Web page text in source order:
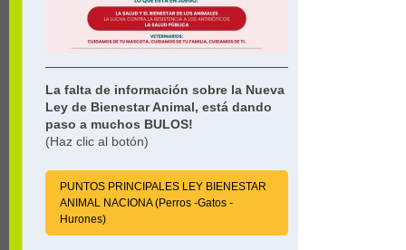
La falta de información sobre la Nueva
Ley de Bienestar Animal, está dando
paso a muchos BULOS!
(Haz clic al botón)
PUNTOS PRINCIPALES LEY BIENESTAR
ANIMAL NACIONA (Perros -Gatos -
Hurones)